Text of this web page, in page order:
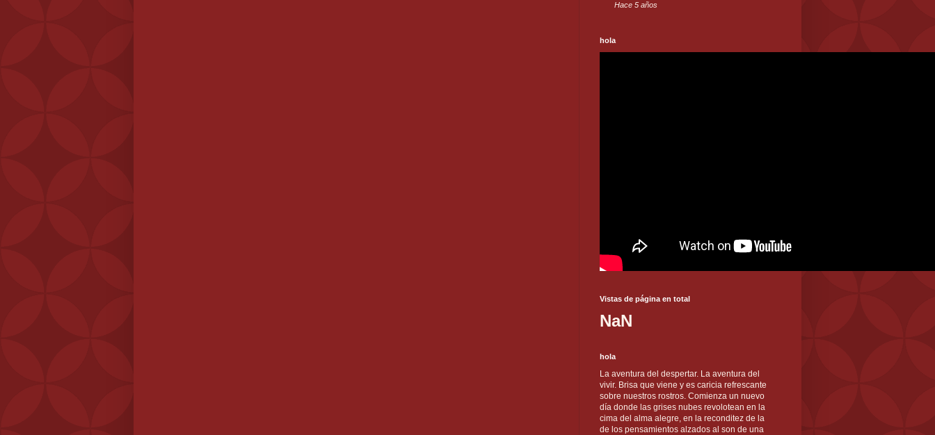
Hace 5 años
hola
Vistas de página en total
NaN
hola
La aventura del despertar. La aventura del
vivir. Brisa que viene y es caricia refrescante
sobre nuestros rostros. Comienza un nuevo
día donde las grises nubes revolotean en la
cima del alma alegre, en la reconditez de la
de los pensamientos alzados al son de una